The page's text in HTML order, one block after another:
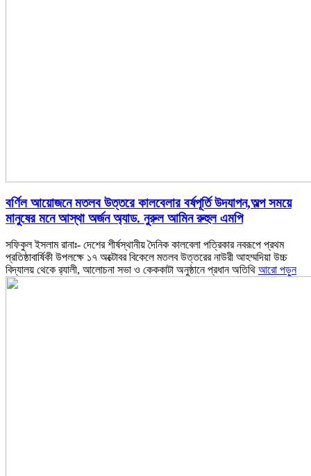
বর্ণিল আয়োজনে মতলব উত্তরে কালবেলার বর্ষপূর্তি উদযাপন,অল্প সময়ে
মানুষের মনে আস্থা অর্জন অ্যাড. নুরুল আমিন রুহুল এমপি
সফিকুল ইসলাম রানাঃ- দেশের শীর্ষস্থানীয় দৈনিক কালবেলা পত্রিকার নবরূপে প্রথম
প্রতিষ্ঠাবার্ষিকী উপলক্ষে ১৭ অক্টোবর বিকেলে মতলব উত্তরের নাউরী আহম্মদিয়া উচ্চ
বিদ্যালয় থেকে র‌্যালী, আলোচনা সভা ও কেককাটা অনুষ্ঠানে প্রধান অতিথি আরো পড়ুন